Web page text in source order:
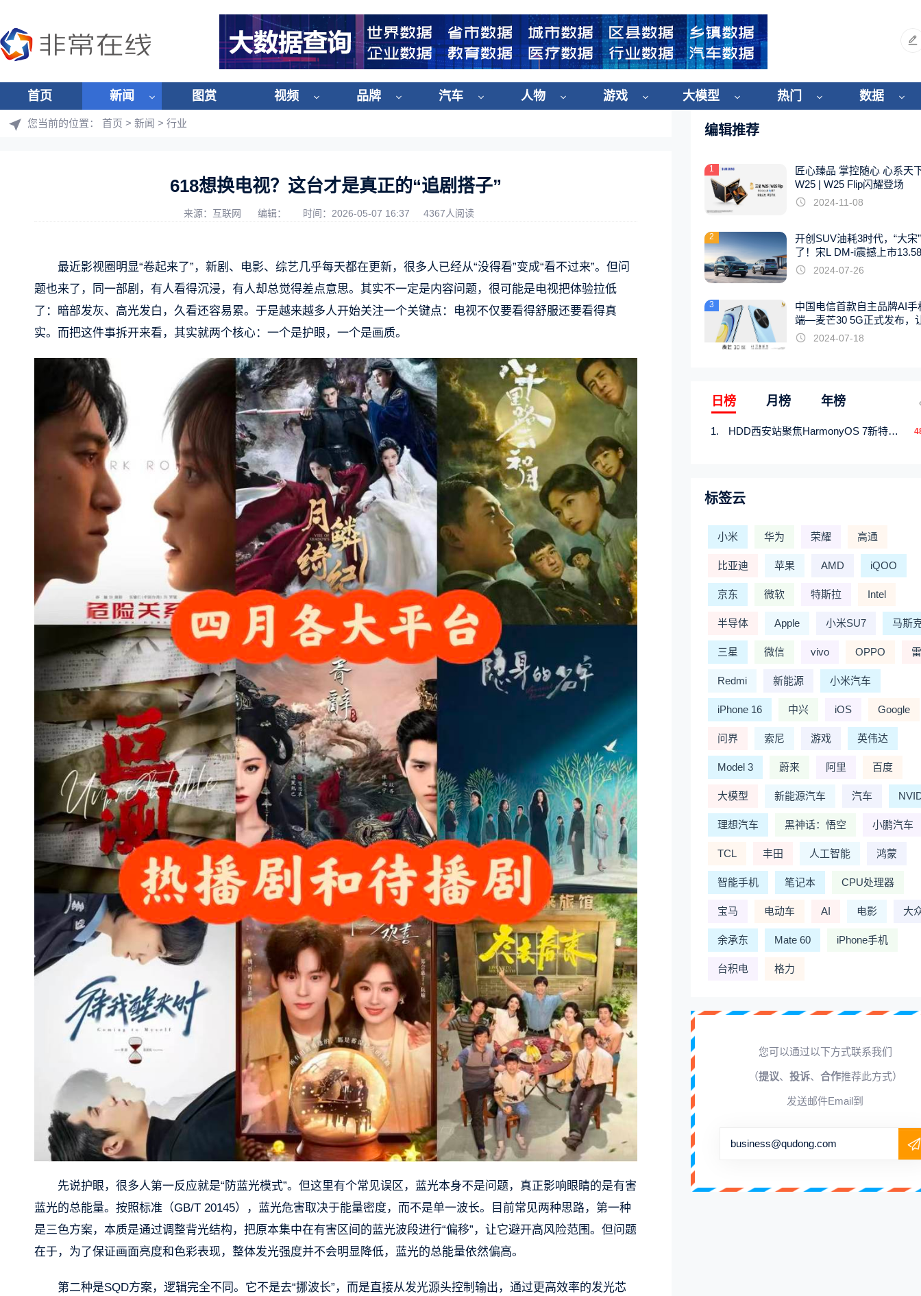
首页 新闻 图赏 视频 品牌 汽车 人物 游戏 大模型 热门 数据
您当前的位置： 首页 > 新闻 > 行业
618想换电视？这台才是真正的“追剧搭子”
来源：互联网 编辑： 时间：2026-05-07 16:37 4367人阅读
最近影视圈明显“卷起来了”，新剧、电影、综艺几乎每天都在更新，很多人已经从“没得看”变成“看不过来”。但问
题也来了，同一部剧，有人看得沉浸，有人却总觉得差点意思。其实不一定是内容问题，很可能是电视把体验拉低
了：暗部发灰、高光发白，久看还容易累。于是越来越多人开始关注一个关键点：电视不仅要看得舒服还要看得真
实。而把这件事拆开来看，其实就两个核心：一个是护眼，一个是画质。
先说护眼，很多人第一反应就是“防蓝光模式”。但这里有个常见误区，蓝光本身不是问题，真正影响眼睛的是有害
蓝光的总能量。按照标准（GB/T 20145），蓝光危害取决于能量密度，而不是单一波长。目前常见两种思路，第一种
是三色方案，本质是通过调整背光结构，把原本集中在有害区间的蓝光波段进行“偏移”，让它避开高风险范围。但问题
在于，为了保证画面亮度和色彩表现，整体发光强度并不会明显降低，蓝光的总能量依然偏高。
第二种是SQD方案，逻辑完全不同。它不是去“挪波长”，而是直接从发光源头控制输出，通过更高效率的发光芯
编辑推荐
1
匠心臻品 掌控随心 心系天
W25 | W25 Flip闪耀登场
2024-11-08
2
开创SUV油耗3时代，“大宋
了！宋L DM-i震撼上市
起
2024-07-26
3
中国电信首款自主品牌AI手
端—麦芒30 5G正式发布，
触手可及2024-07-18
日榜 月榜 年榜
HDD西安站聚焦HarmonyOS 7新特性，解锁从互联到智能的应用开发新范式
标签云
小米 华为 荣耀 高通
比亚迪 苹果 AMD iQOO
京东 微软 特斯拉 Intel
半导体 Apple 小米SU7 马斯
三星 微信 vivo OPPO
Redmi 新能源 小米汽车
iPhone 16 中兴 iOS Google
问界 索尼 游戏 英伟达
Model 3 蔚来 阿里 百度
大模型 新能源汽车 汽车
理想汽车 黑神话：悟空 小鹏汽车
TCL 丰田 人工智能 鸿蒙
智能手机 笔记本 CPU处理器
宝马 电动车 AI 电影 大
余承东 Mate 60 iPhone手机
台积电 格力
您可以通过以下方式联系我们
（提议、 投诉、 合作推荐此方式）
发送邮件Email到
business@qudong.com